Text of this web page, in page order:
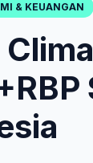
& KEUANGAN